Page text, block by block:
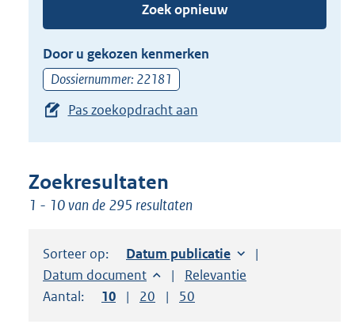
(dossier)nummer
in
of
de
pijl
beneden
toets
suggesties.
Druk
om
Zoek opnieuw
Door u gekozen kenmerken
Dossiernummer: 22181
Pas zoekopdracht aan
Zoekresultaten
1 - 10 van de 295 resultaten
Sorteer op: Sorteer op:
Datum publicatie
Sorteer op:
Datum document Sorteer op:
Relevantie
Aantal:
Toon
10 resultaten per pagina
Toon
20 resultaten per pagina
Toon
50